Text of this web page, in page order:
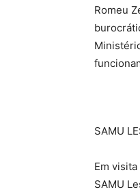
Romeu
SAMU
Em
SAMU